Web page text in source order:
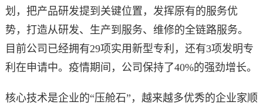
划，把产品研发提到关键位置，发挥原有的服务优
势，打造从研发、生产到服务、维修的全链路服务。
目前公司已经拥有29项实用新型专利，还有3项发明专
利在申请中。疫情期间，公司保持了40%的强劲增长。
核心技术是企业的“压舱石”，越来越多优秀的企业家顺